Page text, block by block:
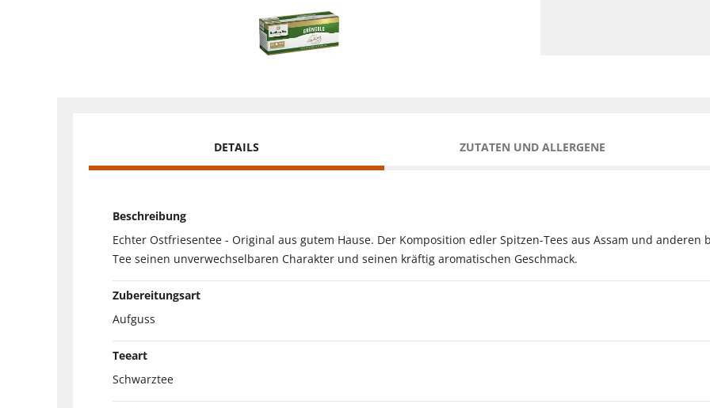
DETAILS ZUTATEN UND ALLERGENE
Beschreibung
Echter Ostfriesentee - Original aus gutem Hause. Der Komposition edler Spitzen-Tees aus Assam und
Tee seinen unverwechselbaren Charakter und seinen kräftig aromatischen Geschmack.
Zubereitungsart
Aufguss
Teeart
Schwarztee